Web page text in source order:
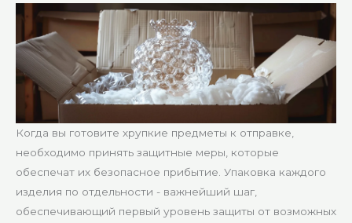
Когда вы готовите хрупкие предметы к отправке,
необходимо принять защитные меры, которые
обеспечат их безопасное прибытие. Упаковка каждого
изделия по отдельности - важнейший шаг,
обеспечивающий первый уровень защиты от возможных